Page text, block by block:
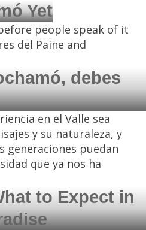
Yet
people speak of it
del Paine and
debes
en el Valle sea
y su naturaleza, y
generaciones puedan
que ya nos ha
to Expect in